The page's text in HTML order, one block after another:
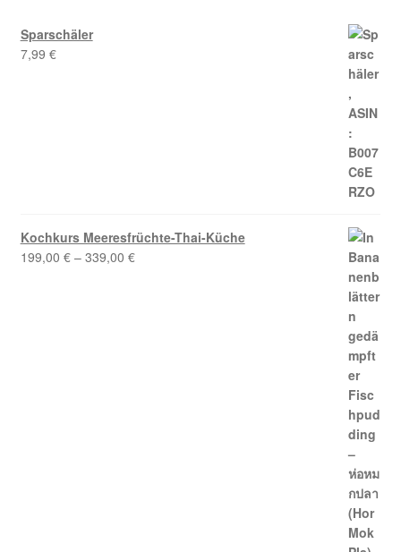
Sparschäler
7,99 €
Kochkurs Meeresfrüchte-Thai-Küche
199,00 €– 339,00 €